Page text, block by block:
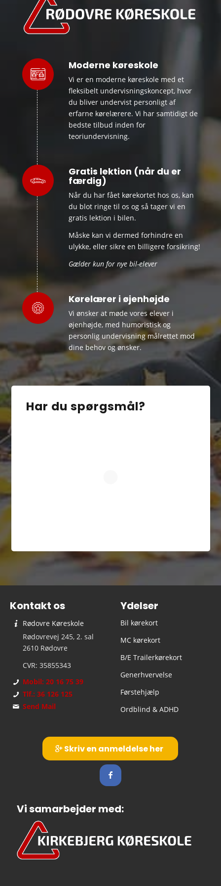
Moderne køreskole
Vi er en moderne køreskole med et
fleksibelt undervisningskoncept, hvor
du bliver undervist personligt af
erfarne kørelærere. Vi har samtidigt de
bedste tilbud inden for
teoriundervisning.
Gratis lektion (når du er
færdig)
Når du har fået kørekortet hos os, kan
du blot ringe til os og så tager vi en
gratis lektion i bilen.
Måske kan vi dermed forhindre en
ulykke, eller sikre en billigere forsikring!
Gælder kun for nye bil-elever
Kørelærer i øjenhøjde
Vi ønsker at møde vores elever i
øjenhøjde, med humoristisk og
personlig undervisning målrettet mod
dine behov og ønsker.
Har du spørgsmål?
Kontakt os
Rødovre Køreskole
Rødovrevej 245, 2. sal
2610 Rødovre
CVR: 35855343
Mobil: 20 16 75 39
Tlf.: 36 126 125
Send Mail
Ydelser
Bil kørekort
MC kørekort
B/E Trailerkørekort
Generhvervelse
Førstehjælp
Ordblind & ADHD
Skriv en anmeldelse her
Vi samarbejder med: